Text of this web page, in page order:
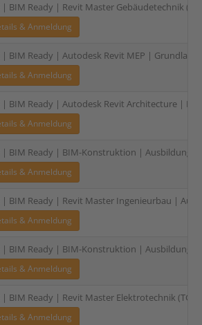
| BIM Ready | Revit Master Gebäudetechnik
& Anmeldung
| BIM Ready | Autodesk Revit MEP |
& Anmeldung
| BIM Ready | Autodesk Revit Architecture |
& Anmeldung
| BIM Ready | BIM-Konstruktion | Ausbildung
& Anmeldung
| BIM Ready | Revit Master Ingenieurbau |
& Anmeldung
| BIM Ready | BIM-Konstruktion | Ausbildung
& Anmeldung
| BIM Ready | Revit Master Elektrotechnik
& Anmeldung